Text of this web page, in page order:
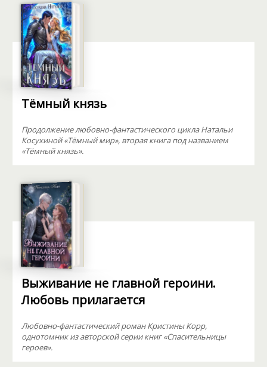
Тёмный князь
Продолжение любовно-фантастического цикла Натальи
Косухиной «Тёмный мир», вторая книга под названием
«Тёмный князь».
Выживание не главной героини.
Любовь прилагается
Любовно-фантастический роман Кристины Корр,
однотомник из авторской серии книг «Спасительницы
героев».